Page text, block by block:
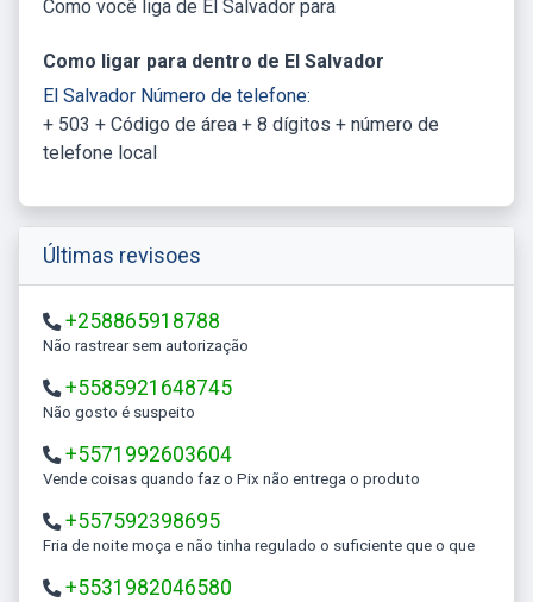
Como você liga de El Salvador para
Como ligar para dentro de El Salvador
El Salvador Número de telefone:
+ 503 + Código de área + 8 dígitos + número de
telefone local
Últimas revisoes
+258865918788
Não rastrear sem autorização
+5585921648745
Não gosto é suspeito
+5571992603604
Vende coisas quando faz o Pix não entrega o produto
+557592398695
Fria de noite moça e não tinha regulado o suficiente que o que
+5531982046580